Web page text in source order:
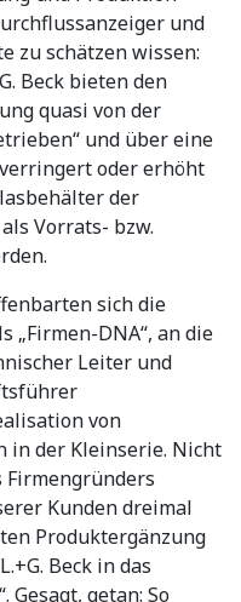
und
zu schätzen wissen:
Beck bieten den
quasi von der
und über eine
oder erhöht
der
Vorrats- bzw.
sich die
„Firmen-DNA“, an die
Leiter und
von
in der Kleinserie. Nicht
Firmengründers
Kunden dreimal
Produktergänzung
Beck in das
getan: So